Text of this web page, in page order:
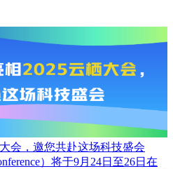
会，邀您共赴这场科技盛会
）将于9月24日至26日在